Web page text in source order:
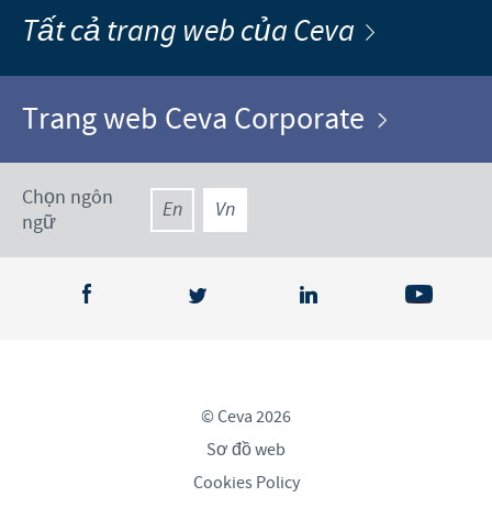
Tất cả trang web của Ceva
Trang web Ceva Corporate
Chọn ngôn
ngữ
En Vn
© Ceva 2026
Sơ đồ web
Cookies Policy